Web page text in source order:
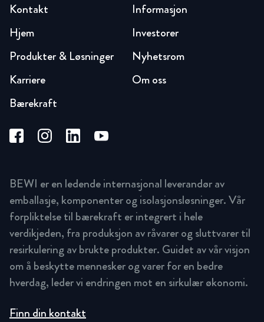
Hjem
Produkter & Løsninger
Karriere
Bærekraft
Investorer
Nyhetsrom
Om oss
Kontakt Informasjon
BEWI er en ledende internasjonal leverandør av
emballasje, komponenter og isolasjonsløsninger. Vår
forpliktelse til bærekraft er integrert i hele
verdikjeden, fra produksjon av råvarer og sluttvarer til
resirkulering av brukte produkter. Guidet av vår visjon
om å beskytte mennesker og varer for en bedre
hverdag, leder vi endringen mot en sirkulær økonomi.
Finn din kontakt